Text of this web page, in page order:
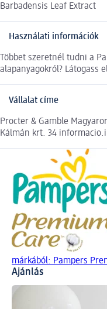
Barbadensis Leaf Extract
Használati információk
Többet szeretnél tudni a
alapanyagokról? Látogass
Vállalat címe
Procter & Gamble
Kálmán krt. 34
márkából: Pampers
Ajánlás